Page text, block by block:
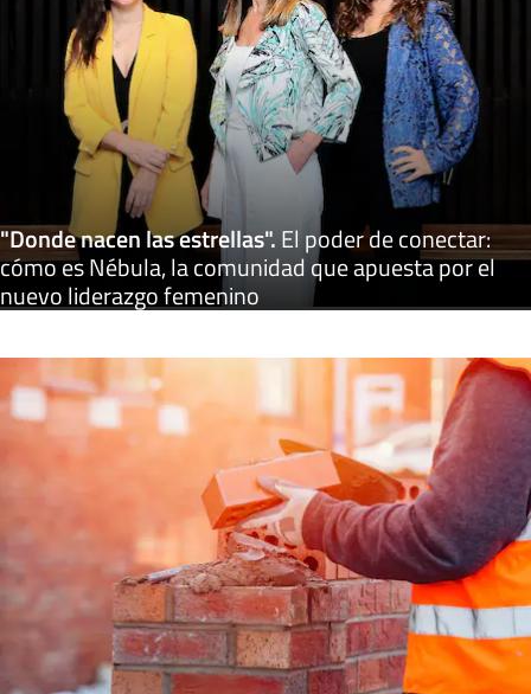
"Donde nacen las estrellas".El poder de conectar:
cómo es Nébula, la comunidad que apuesta por el
nuevo liderazgo femenino